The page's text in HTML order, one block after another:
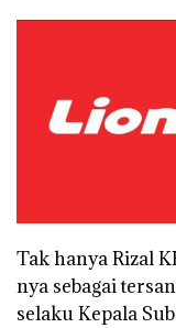
Tak hanya Rizal
nya sebagai
selaku Kepala